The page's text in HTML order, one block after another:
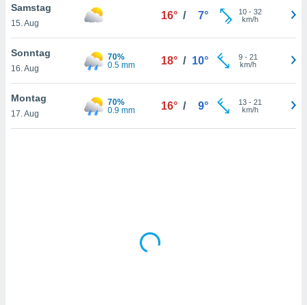
Samstag
15. Aug
16° / 7° 10- 32
km/h
Sonntag
16. Aug
70%
0.5 mm
18° / 10° 9- 21
km/h
Montag
17. Aug
70%
0.9 mm
16° / 9° 13- 21
km/h